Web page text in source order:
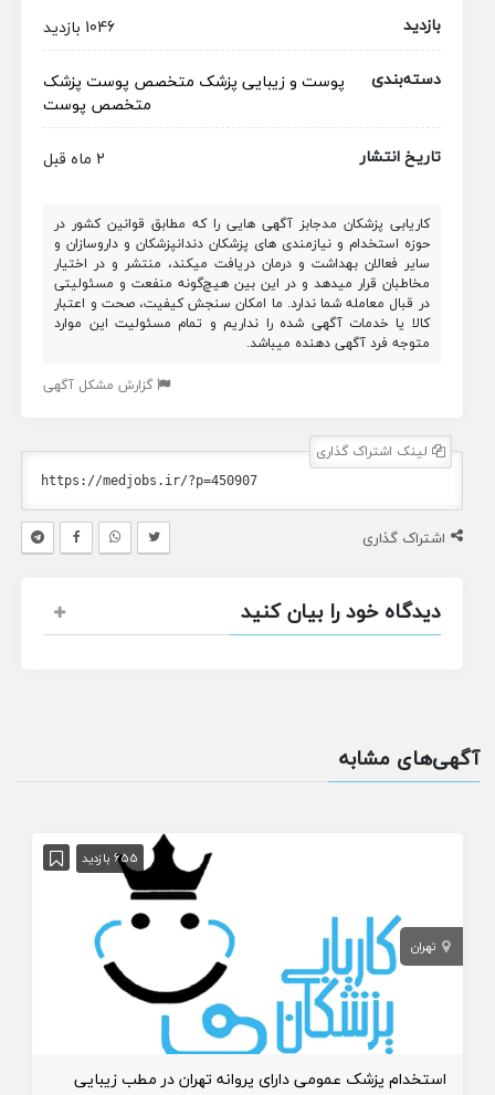
بازدید
1046 بازدید
دسته‌بندی
پوست و زیبایی پزشک متخصص پوست پزشک
متخصص پوست
تاریخ انتشار
2 ماه قبل
کاریابی پزشکان مدجابز آگهی هایی را که مطابق قوانین کشور در
حوزه استخدام و نیازمندی های پزشکان دندانپزشکان و داروسازان و
سایر فعالان بهداشت و درمان دریافت میکند، منتشر و در اختیار
مخاطبان قرار میدهد و در این بین هیچ‌گونه منفعت و مسئولیتی
در قبال معامله شما ندارد. ما امکان سنجش کیفیت، صحت و اعتبار
کالا یا خدمات آگهی شده را نداریم و تمام مسئولیت این موارد
متوجه فرد آگهی دهنده میباشد.
گزارش مشکل آگهی
لینک اشتراک گذاری
اشتراک گذاری
دیدگاه خود را بیان کنید
آگهی‌های مشابه
655 بازدید
تهران
استخدام پزشک عمومی دارای پروانه تهران در مطب زیبایی